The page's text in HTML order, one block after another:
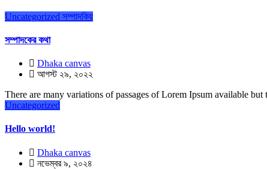
Uncategorized সম্পাদকিয়
সম্পাদকের কথা
Dhaka canvas
আগস্ট ২৯, ২০২২
There are many variations of passages of Lorem Ipsum available
Uncategorized
Hello world!
Dhaka canvas
নভেম্বর ৯, ২০২৪